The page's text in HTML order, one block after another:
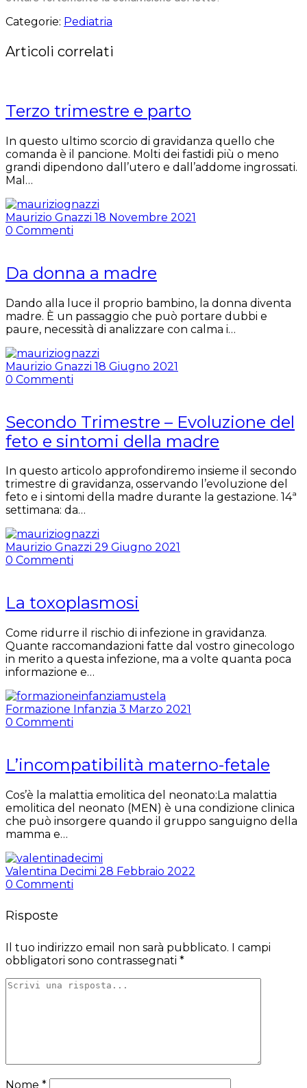
Categorie: Pediatria
Articoli correlati
Terzo trimestre e parto
In questo ultimo scorcio di gravidanza quello che
comanda è il pancione. Molti dei fastidi più o meno
grandi dipendono dall’utero e dall’addome ingrossati.
Mal…
Maurizio Gnazzi 18 Novembre 2021
0 Commenti
Da donna a madre
Dando alla luce il proprio bambino, la donna diventa
madre. È un passaggio che può portare dubbi e
paure, necessità di analizzare con calma i…
Maurizio Gnazzi 18 Giugno 2021
0 Commenti
Secondo Trimestre – Evoluzione del
feto e sintomi della madre
In questo articolo approfondiremo insieme il secondo
trimestre di gravidanza, osservando l’evoluzione del
feto e i sintomi della madre durante la gestazione. 14ª
settimana: da…
Maurizio Gnazzi 29 Giugno 2021
0 Commenti
La toxoplasmosi
Come ridurre il rischio di infezione in gravidanza.
Quante raccomandazioni fatte dal vostro ginecologo
in merito a questa infezione, ma a volte quanta poca
informazione e…
Formazione Infanzia 3 Marzo 2021
0 Commenti
L’incompatibilità materno-fetale
Cos’è la malattia emolitica del neonato:La malattia
emolitica del neonato (MEN) è una condizione clinica
che può insorgere quando il gruppo sanguigno della
mamma e…
Valentina Decimi 28 Febbraio 2022
0 Commenti
Risposte
Il tuo indirizzo email non sarà pubblicato. I campi
obbligatori sono contrassegnati *
Nome *